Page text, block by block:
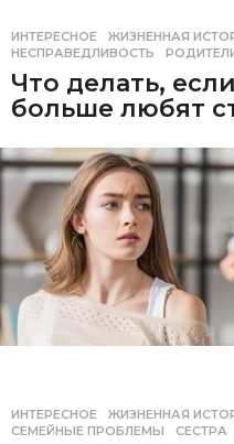
ИНТЕРЕСНОЕ ЖИЗНЕННАЯ
НЕСПРАВЕДЛИВОСТЬ
,
Что делать,
больше любят
ИНТЕРЕСНОЕ ЖИЗНЕННАЯ
СЕМЕЙНЫЕ ПРОБЛЕМЫ
,СЕСТРА